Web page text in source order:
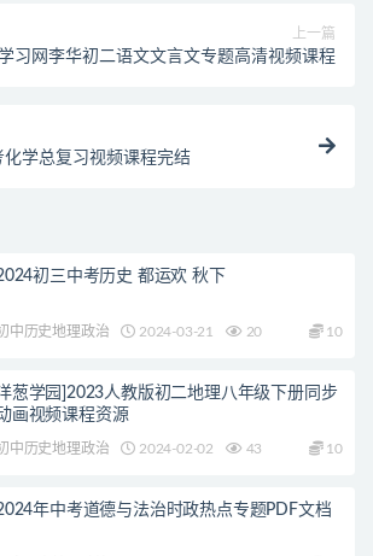
上一篇
习网李华初二语文文言文专题高清视频课程
学总复习视频课程完结
初三中考历史 都运欢 秋下
中历史地理政治 2024-03-21 20 10
葱学园]2023人教版初二地理八年级下册同步
画视频课程资源
中历史地理政治 2024-02-02 43 10
年中考道德与法治时政热点专题PDF文档